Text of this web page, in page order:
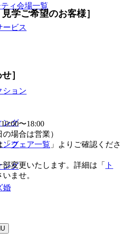
ィ会場一覧
ービス
ション
ング
ング
ング
婚
学ご希望のお客様］
］
〜18:00
場合は営業）
「フェア一覧 」よりご確認くださ
変更いたします。詳細は「
ト
ませ。